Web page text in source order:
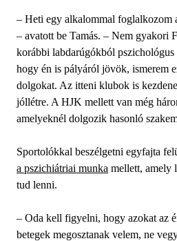
– Heti egy alkalommal foglalkozom
– avatott be Tamás. – Nem gyakori
korábbi labdarúgókból pszichológus
hogy én is pályáról jövök, ismerem
dolgokat. Az itteni klubok is
jóllétre. A HJK mellett van még
amelyeknél dolgozik hasonló
Sportolókkal beszélgetni egyfajta
a pszichiátriai munka mellett, amely
tud lenni.
– Oda kell figyelni, hogy azokat az
betegek megosztanak velem, ne